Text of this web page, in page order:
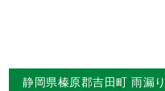
静岡県榛原郡吉田町 雨漏り